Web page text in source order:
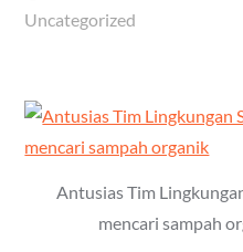
on
Uncategorized
Antusias Tim
mencari sampah